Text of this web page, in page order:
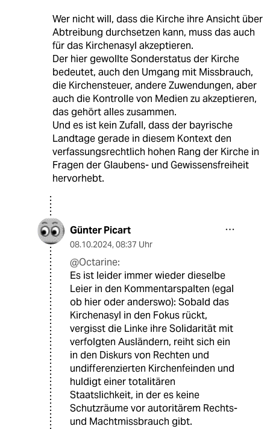
Wer nicht will, dass die Kirche ihre Ansicht über
Abtreibung durchsetzen kann, muss das auch
für das Kirchenasyl akzeptieren.
Der hier gewollte Sonderstatus der Kirche
bedeutet, auch den Umgang mit Missbrauch,
die Kirchensteuer, andere Zuwendungen, aber
auch die Kontrolle von Medien zu akzeptieren,
das gehört alles zusammen.
Und es ist kein Zufall, dass der bayrische
Landtage gerade in diesem Kontext den
verfassungsrechtlich hohen Rang der Kirche in
Fragen der Glaubens- und Gewissensfreiheit
hervorhebt.
Günter Picart
08.10.2024, 08:37 Uhr
@Octarine:
Es ist leider immer wieder dieselbe
Leier in den Kommentarspalten (egal
ob hier oder anderswo): Sobald das
Kirchenasyl in den Fokus rückt,
vergisst die Linke ihre Solidarität mit
verfolgten Ausländern, reiht sich ein
in den Diskurs von Rechten und
undifferenzierten Kirchenfeinden und
huldigt einer totalitären
Staatslichkeit, in der es keine
Schutzräume vor autoritärem Rechts-
und Machtmissbrauch gibt.